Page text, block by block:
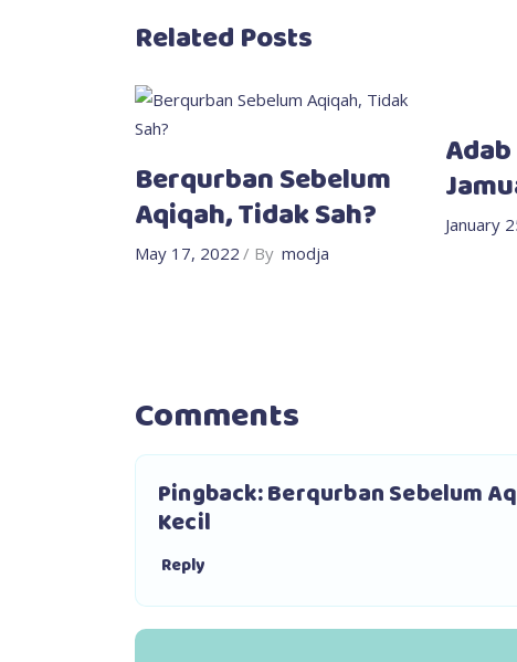
Related Posts
Berqurban Sebelum
Aqiqah, Tidak Sah?
May 17, 2022 By modja
January
Comments
Pingback:Berqurban Sebelum
Kecil
Reply